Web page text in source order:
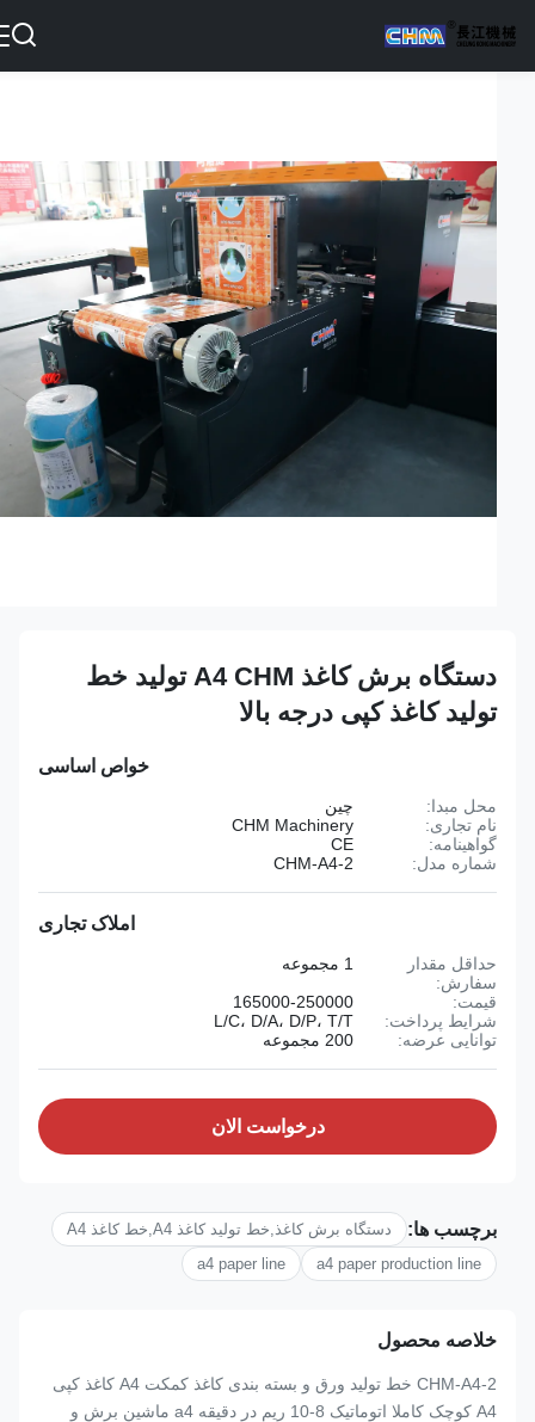
دستگاه برش کاغذ A4 CHM تولید خط
تولید کاغذ کپی درجه بالا
خواص اساسی
محل مبدا:
نام تجاری:
CHM Machinery
گواهینامه:
شماره مدل:
CHM-A4-2
املاک تجاری
حداقل مقدار
سفارش:
قیمت:
165000-250000
شرایط پرداخت:
L/C، D/A، D/P، T/T
توانایی عرضه:
درخواست الان
برچسب ها:
دستگاه برش کاغذ,خط تولید کاغذ A4,خط کاغذ A4
a4 paper production line
a4 paper line
خلاصه محصول
CHM-A4-2 خط تولید ورق و بسته بندی کاغذ کمکت A4 کاغذ کپی
A4 کوچک کاملا اتوماتیک 8-10 ریم در دقیقه a4 ماشین برش و